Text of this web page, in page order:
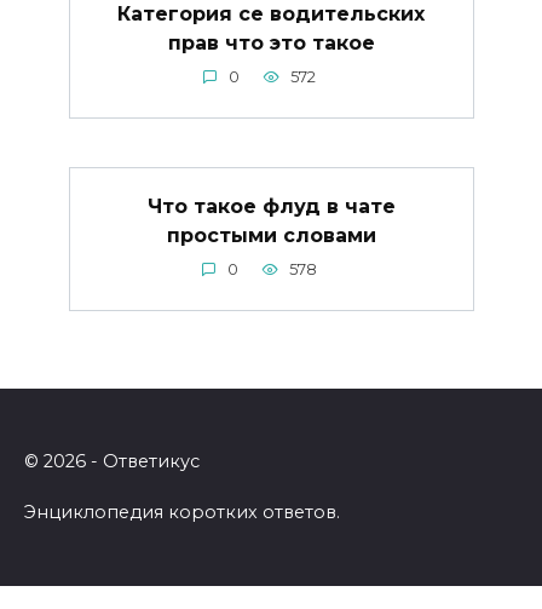
Категория се водительских
прав что это такое
0 572
Что такое флуд в чате
простыми словами
0 578
© 2026 - Ответикус
Энциклопедия коротких ответов.